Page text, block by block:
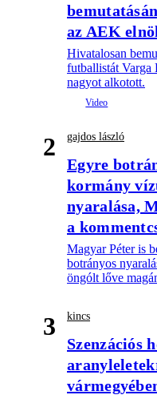
az AEK
Hivatalosan
futballistát Varga
nagyot alkotott.
2 gajdos lászló
Egyre
kormány
nyaralása,
a
Magyar Péter is
botrányos
öngólt lőve
3 kincs
Szenzációs